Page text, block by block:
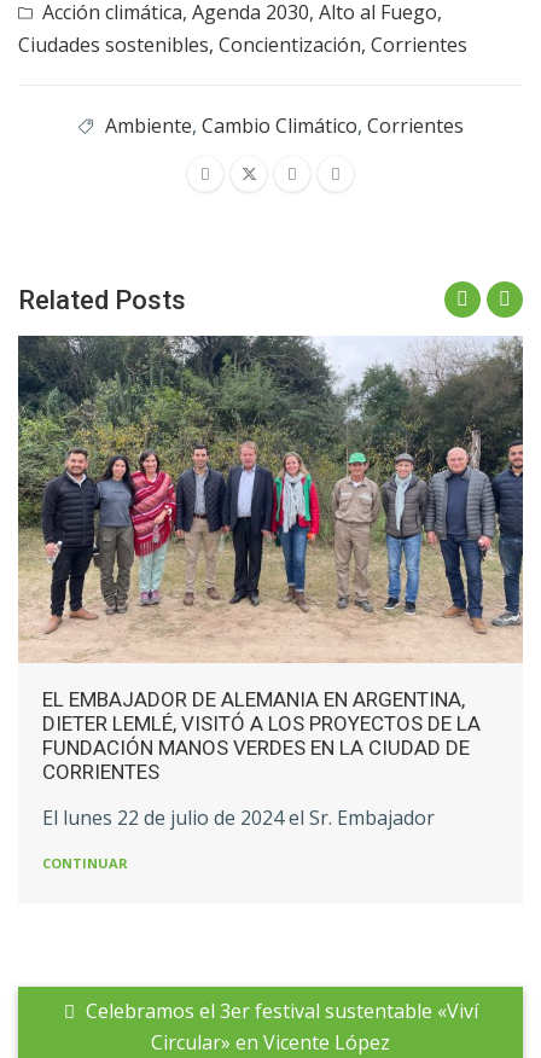
Acción climática, Agenda 2030, Alto al Fuego,
Ciudades sostenibles, Concientización, Corrientes
Ambiente, Cambio Climático, Corrientes
Related Posts
EL EMBAJADOR DE ALEMANIA EN ARGENTINA,
DIETER LEMLÉ, VISITÓ A LOS PROYECTOS DE LA
FUNDACIÓN MANOS VERDES EN LA CIUDAD DE
CORRIENTES
El lunes 22 de julio de 2024 el Sr. Embajador
CONTINUAR
Celebramos el 3er festival sustentable «Viví
Circular» en Vicente López